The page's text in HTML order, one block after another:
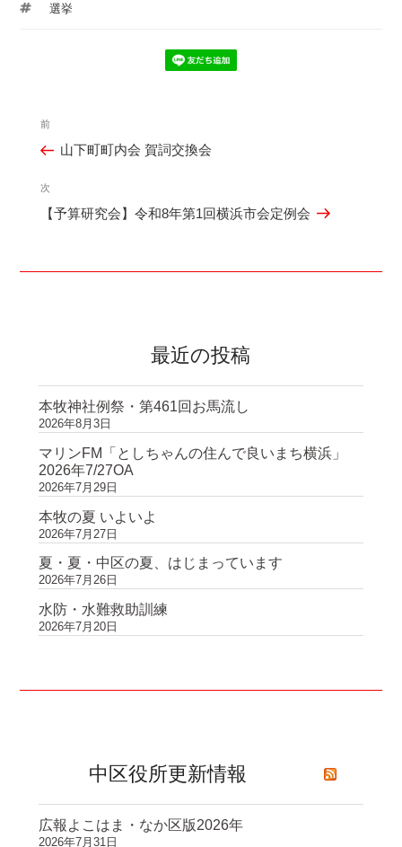
ゴ
タ
選挙
ビ
ゲ
過
去
前
山下町町内会 賀詞交換会
次
の
次
【予算研究会】令和8年第1回横浜市会定例会
最近の投稿
本牧神社例祭・第461回お馬流し
2026年8月3日
マリンFM「としちゃんの住んで良いまち横浜」
2026年7/27OA
2026年7月29日
本牧の夏 いよいよ
2026年7月27日
夏・夏・中区の夏、はじまっています
2026年7月26日
水防・水難救助訓練
2026年7月20日
中区役所更新情報
広報よこはま・なか区版2026年
2026年7月31日